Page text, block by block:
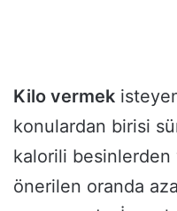
Kilo vermek
konulardan birisi
kalorili
önerilen oranda